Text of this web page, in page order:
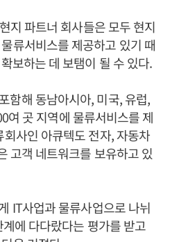
지 파트너 회사들은 모두 현지
류서비스를 제공하고 있기 때
보하는 데 보탬이 될 수 있다.
함해 동남아시아, 미국, 유럽,
여 곳 지역에 물류서비스를 제
사인 아큐텍도 전자, 자동차
고객 네트워크를 보유하고 있
IT사업과 물류사업으로 나뉘
에 다다랐다는 평가를 받고